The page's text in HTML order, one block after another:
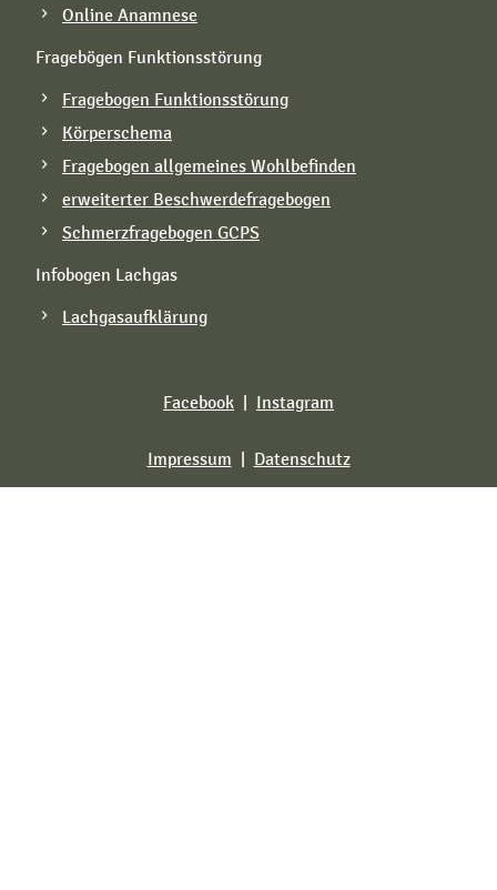
Online Anamnese
Fragebögen Funktionsstörung
Fragebogen Funktionsstörung
Körperschema
Fragebogen allgemeines Wohlbefinden
erweiterter Beschwerdefragebogen
Schmerzfragebogen GCPS
Infobogen Lachgas
Lachgasaufklärung
Facebook | Instagram
Impressum | Datenschutz